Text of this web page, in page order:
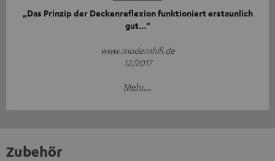
„Das Prinzip der Deckenreflexion funktioniert erstaunlich
gut…“
www.modernhifi.de
12/2017
Mehr...
Zubehör